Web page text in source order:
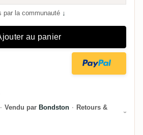
par la communauté ↓
au panier
· Vendu par Bondston · Retours &